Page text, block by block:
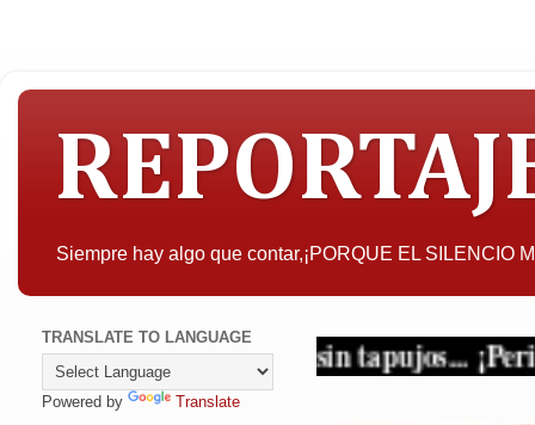
Siempre hay algo que contar,¡PORQUE EL SILENCIO
con criterio y sin tapujos... ¡Periodismo
TRANSLATE TO LANGUAGE
Powered by Translate